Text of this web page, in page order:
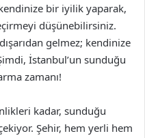
bir iyilik yaparak,
düşünebilirsiniz.
gelmez; kendinize
İstanbul’un sunduğu
zamanı!
kadar, sunduğu
Şehir, hem yerli hem